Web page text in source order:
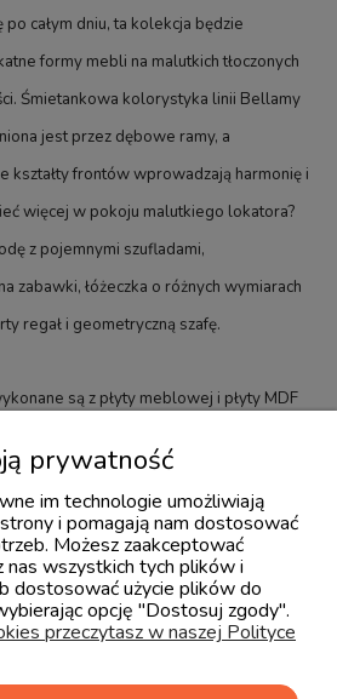
po całym dniu, ta kolekcja będzie
formy mebli na malutkich tłoczonych
Śmietankowa kolorystyka linii Bellamy
jest przez dębowe ramy, a
kształty frontów wprowadzają harmonię i
więcej w pokoju malutkiego lokatora?
z pojemnymi szufladami,
zabawki, łóżeczka o różnych wymiarach
regał i geometryczną szafę.
są z płyty meblowej i płyty MDF
Meble są dostosowane do potrzeb
przed wypadaniem a meble przed
mają samodomykający się mechanizm.
nagrodą Diament Meblarstwa 2011.
pokoik w stylowym wydaniu,
prywatność
im technologie umożliwiają
i pomagają nam dostosować
Możesz zaakceptować
nas wszystkich tych plików i
dostosować użycie plików do
opcję "Dostosuj zgody".
przeczytasz w naszej Polityce